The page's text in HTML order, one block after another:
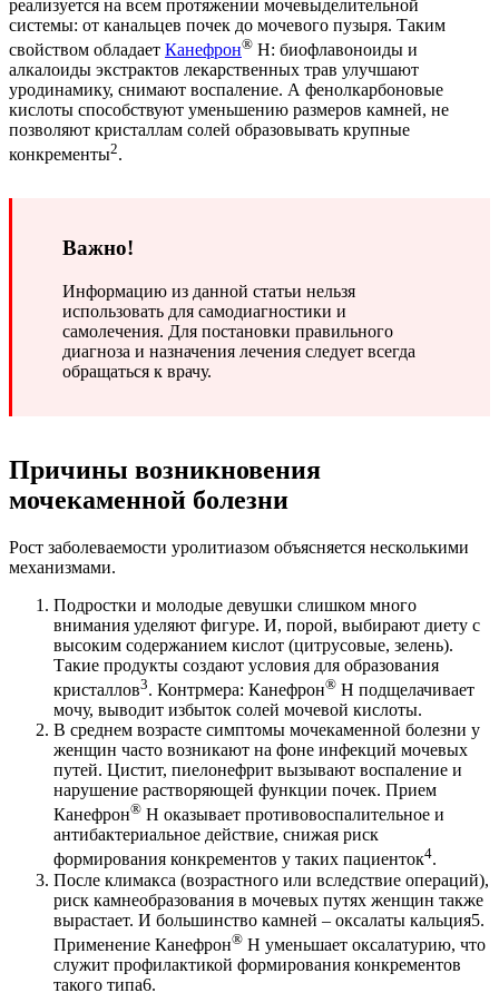
реализуется на всем протяжении мочевыделительной
системы: от канальцев почек до мочевого пузыря. Таким
свойством обладает Канефрон® Н: биофлавоноиды и
алкалоиды экстрактов лекарственных трав улучшают
уродинамику, снимают воспаление. А фенолкарбоновые
кислоты способствуют уменьшению размеров камней, не
позволяют кристаллам солей образовывать крупные
конкременты2.
Важно!
Информацию из данной статьи нельзя
использовать для самодиагностики и
самолечения. Для постановки правильного
диагноза и назначения лечения следует всегда
обращаться к врачу.
Причины возникновения
мочекаменной болезни
Рост заболеваемости уролитиазом объясняется несколькими
механизмами.
Подростки и молодые девушки слишком много
внимания уделяют фигуре. И, порой, выбирают диету с
высоким содержанием кислот (цитрусовые, зелень).
Такие продукты создают условия для образования
кристаллов3. Контрмера: Канефрон® Н подщелачивает
мочу, выводит избыток солей мочевой кислоты.
В среднем возрасте симптомы мочекаменной болезни у
женщин часто возникают на фоне инфекций мочевых
путей. Цистит, пиелонефрит вызывают воспаление и
нарушение растворяющей функции почек. Прием
Канефрон® Н оказывает противовоспалительное и
антибактериальное действие, снижая риск
формирования конкрементов у таких пациенток4.
После климакса (возрастного или вследствие операций),
риск камнеобразования в мочевых путях женщин также
вырастает. И большинство камней – оксалаты кальция5.
Применение Канефрон® Н уменьшает оксалатурию, что
служит профилактикой формирования конкрементов
такого типа6.